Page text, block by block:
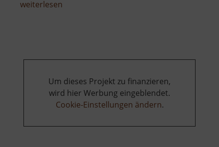
weiterlesen
Um dieses Projekt zu finanzieren,
wird hier Werbung eingeblendet.
Cookie-Einstellungen ändern.